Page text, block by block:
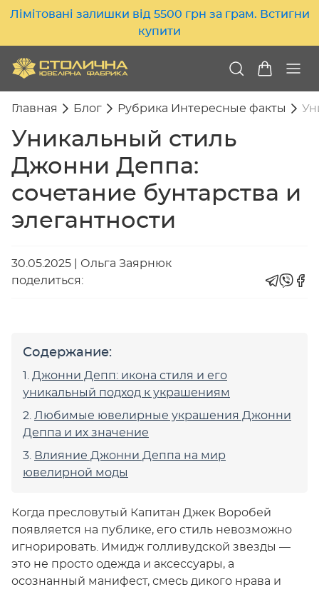
Лімітовані залишки від 5500 грн за грам. Встигни
купити
Главная Блог Рубрика Интересные факты
Уникальный стиль
Джонни Деппа:
сочетание бунтарства и
элегантности
30.05.2025
Ольга Заярнюк
поделиться:
Содержание:
Джонни Депп: икона стиля и его
уникальный подход к украшениям
Любимые ювелирные украшения Джонни
Деппа и их значение
Влияние Джонни Деппа на мир
ювелирной моды
Когда пресловутый Капитан Джек Воробей
появляется на публике, его стиль невозможно
игнорировать. Имидж голливудской звезды —
это не просто одежда и аксессуары, а
осознанный манифест, смесь дикого нрава и